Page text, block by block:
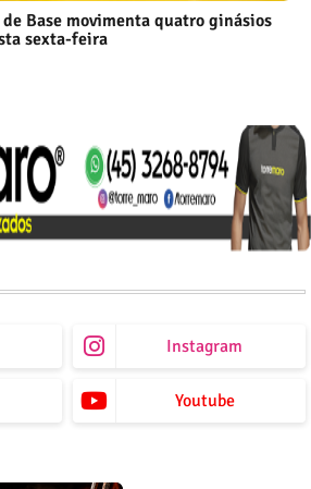
Base movimenta quatro ginásios
sexta-feira
Instagram
Youtube